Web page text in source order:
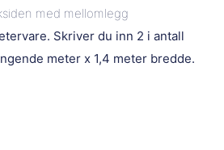
med mellomlegg
Skriver du inn 2 i antall
meter x 1,4 meter bredde.